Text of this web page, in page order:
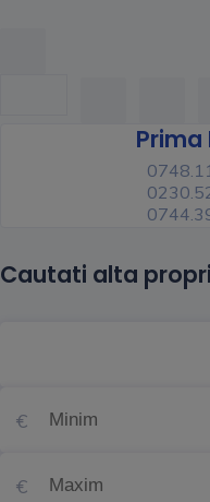
Cautati alta